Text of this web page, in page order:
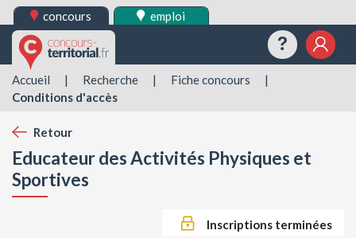
concours emploi
Accueil | Recherche | Fiche concours
|
Conditions d'accès
Retour
Educateur des Activités Physiques et
Sportives
Inscriptions terminées